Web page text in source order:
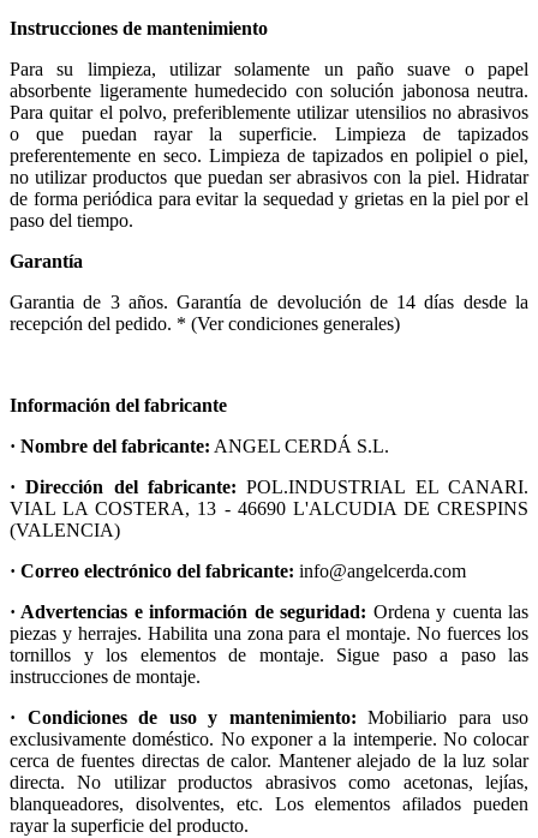
Instrucciones de mantenimiento
Para su limpieza, utilizar solamente un paño suave o papel
absorbente ligeramente humedecido con solución jabonosa neutra.
Para quitar el polvo, preferiblemente utilizar utensilios no abrasivos
o que puedan rayar la superficie. Limpieza de tapizados
preferentemente en seco. Limpieza de tapizados en polipiel o piel,
no utilizar productos que puedan ser abrasivos con la piel. Hidratar
de forma periódica para evitar la sequedad y grietas en la piel por el
paso del tiempo.
Garantía
Garantia de 3 años. Garantía de devolución de 14 días desde la
recepción del pedido. * (Ver condiciones generales)
Información del fabricante
· Nombre del fabricante: ANGEL CERDÁ S.L.
· Dirección del fabricante: POL.INDUSTRIAL EL CANARI.
VIAL LA COSTERA, 13 - 46690 L'ALCUDIA DE CRESPINS
(VALENCIA)
· Correo electrónico del fabricante: info@angelcerda.com
· Advertencias e información de seguridad: Ordena y cuenta las
piezas y herrajes. Habilita una zona para el montaje. No fuerces los
tornillos y los elementos de montaje. Sigue paso a paso las
instrucciones de montaje.
· Condiciones de uso y mantenimiento: Mobiliario para uso
exclusivamente doméstico. No exponer a la intemperie. No colocar
cerca de fuentes directas de calor. Mantener alejado de la luz solar
directa. No utilizar productos abrasivos como acetonas, lejías,
blanqueadores, disolventes, etc. Los elementos afilados pueden
rayar la superficie del producto.